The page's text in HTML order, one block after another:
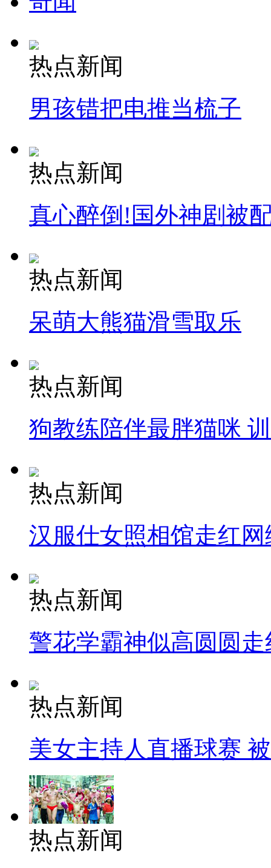
热点新闻
男孩错把电推当梳子
热点新闻
真心醉倒!国外神剧被
热点新闻
呆萌大熊猫滑雪取乐
热点新闻
狗教练陪伴最胖猫咪
热点新闻
汉服仕女照相馆走红网
热点新闻
警花学霸神似高圆圆走
热点新闻
美女主持人直播球赛
热点新闻